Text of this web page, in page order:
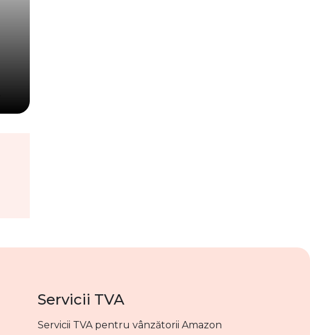
Servicii TVA
Servicii TVA pentru vânzătorii Amazon